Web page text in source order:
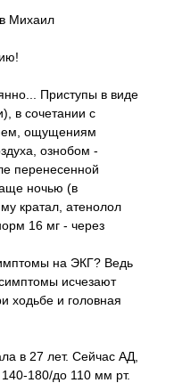
Михаил
Приступы в виде
в сочетании с
ощущениям
ознобом -
перенесенной
ночью (в
кратал, атенолол
16 мг - через
на ЭКГ? Ведь
исчезают
ходьбе и головная
в 27 лет. Сейчас АД,
180/до 110 мм рт.